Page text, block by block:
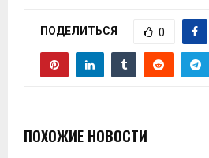
ПОДЕЛИТЬСЯ 0
ПОХОЖИЕ НОВОСТИ